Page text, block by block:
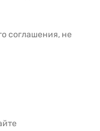
соглашения, не